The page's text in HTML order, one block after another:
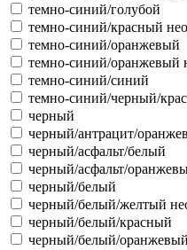
темно-синий/голубой
темно-синий/красный
темно-синий/оранжевый
темно-синий/оранжевый
темно-синий/синий
темно-синий/черный/
черный
черный/антрацит/
черный/асфальт/белый
черный/асфальт/
черный/белый
черный/белый/желтый
черный/белый/красный
черный/белый/